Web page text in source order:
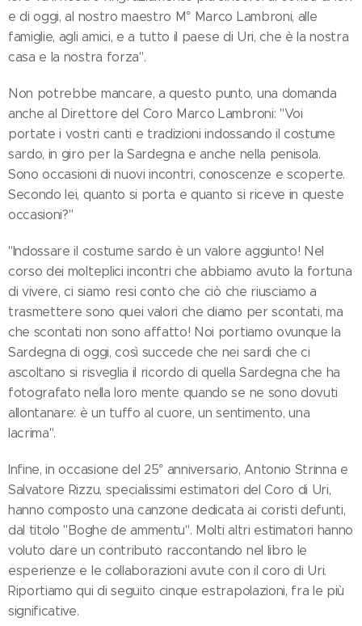
e di oggi, al nostro maestro M° Marco Lambroni, alle
famiglie, agli amici, e a tutto il paese di Uri, che è la nostra
casa e la nostra forza".
Non potrebbe mancare, a questo punto, una domanda
anche al Direttore del Coro Marco Lambroni: "Voi
portate i vostri canti e tradizioni indossando il costume
sardo, in giro per la Sardegna e anche nella penisola.
Sono occasioni di nuovi incontri, conoscenze e scoperte.
Secondo lei, quanto si porta e quanto si riceve in queste
occasioni?"
"Indossare il costume sardo è un valore aggiunto! Nel
corso dei molteplici incontri che abbiamo avuto la fortuna
di vivere, ci siamo resi conto che ciò che riusciamo a
trasmettere sono quei valori che diamo per scontati, ma
che scontati non sono affatto! Noi portiamo ovunque la
Sardegna di oggi, così succede che nei sardi che ci
ascoltano si risveglia il ricordo di quella Sardegna che ha
fotografato nella loro mente quando se ne sono dovuti
allontanare: è un tuffo al cuore, un sentimento, una
lacrima".
Infine, in occasione del 25° anniversario, Antonio Strinna e
Salvatore Rizzu, specialissimi estimatori del Coro di Uri,
hanno composto una canzone dedicata ai coristi defunti,
dal titolo "Boghe de ammentu". Molti altri estimatori hanno
voluto dare un contributo raccontando nel libro le
esperienze e le collaborazioni avute con il coro di Uri.
Riportiamo qui di seguito cinque estrapolazioni, fra le più
significative.